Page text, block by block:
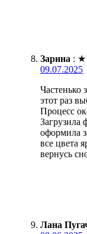
Зарина : ★
09.07.2025
Частенько
этот раз
Процесс
Загрузила
оформила
все цвета
вернусь
Лана